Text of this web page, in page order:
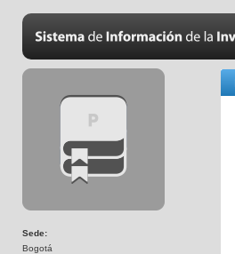
Sede:
Bogotá